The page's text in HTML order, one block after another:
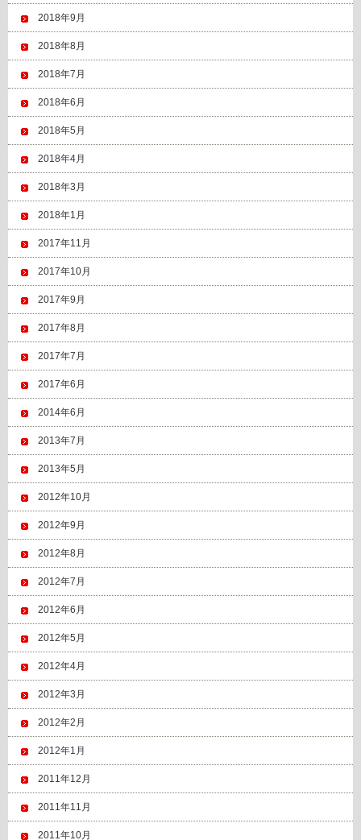
2018年9月
2018年8月
2018年7月
2018年6月
2018年5月
2018年4月
2018年3月
2018年1月
2017年11月
2017年10月
2017年9月
2017年8月
2017年7月
2017年6月
2014年6月
2013年7月
2013年5月
2012年10月
2012年9月
2012年8月
2012年7月
2012年6月
2012年5月
2012年4月
2012年3月
2012年2月
2012年1月
2011年12月
2011年11月
2011年10月